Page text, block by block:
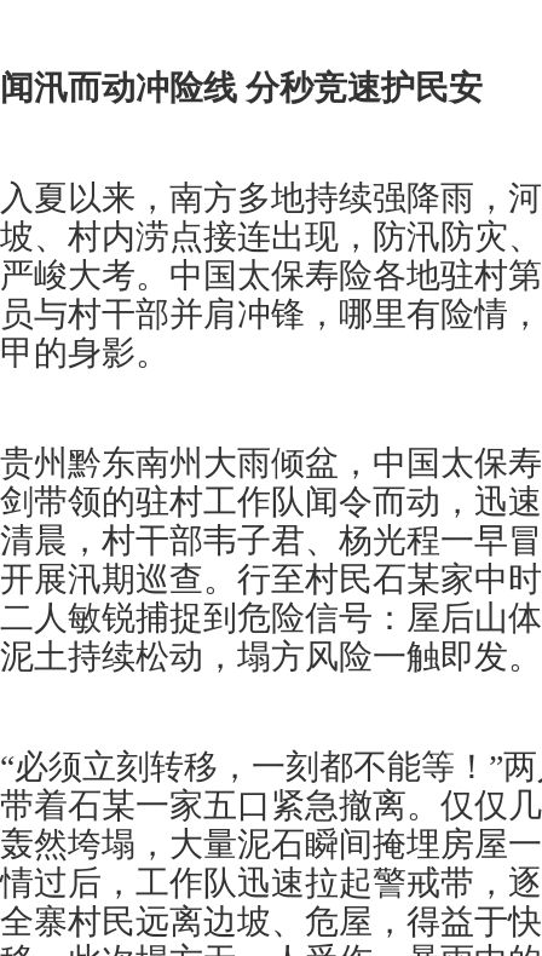
闻汛而动冲险线 分秒竞速护民安
入夏以来，南方多地持续强降雨，
坡、村内涝点接连出现，防汛防灾
严峻大考。中国太保寿险各地驻村
员与村干部并肩冲锋，哪里有险情
甲的身影。
贵州黔东南州大雨倾盆，中国太保
剑带领的驻村工作队闻令而动，迅
清晨，村干部韦子君、杨光程一早
开展汛期巡查。行至村民石某家中
二人敏锐捕捉到危险信号：屋后山
泥土持续松动，塌方风险一触即发。
“必须立刻转移，一刻都不能等！”
带着石某一家五口紧急撤离。仅仅
轰然垮塌，大量泥石瞬间掩埋房屋
情过后，工作队迅速拉起警戒带，
全寨村民远离边坡、危屋，得益于